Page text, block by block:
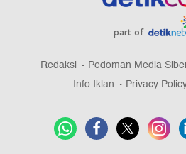
part of
Redaksi Pedoman Media
Info Iklan
Privacy